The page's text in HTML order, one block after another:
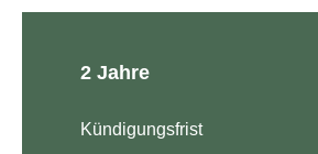
2 Jahre
Kündigungsfrist